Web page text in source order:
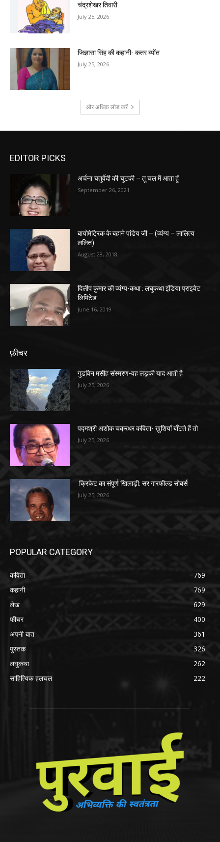
चंद्रशेखर तिवारी
July 25, 2026
जिज्ञासा सिंह की कहानी- कतर ब्योंत
July 25, 2026
और अधिक लोड करें
EDITOR PICKS
अर्चना चतुर्वेदी की चुटकी – तू चल मैं आता हूँ
September 26, 2021
बायोमेट्रिक के बहाने पांडेय जी – (व्यंग्य – लालित्य
ललित)
August 28, 2018
दिलीप कुमार की व्यंग्य-कथा : लघुकथा इंडिया प्राइवेट
लिमिटेड
June 16, 2019
फ़ीचर
गुडविन मसीह संस्मरण-वह लड़की याद आती है
July 25, 2026
पद्मश्री अशोक चक्रधर कविता- ख़ुशियाँ बाँटते हैं तो
July 25, 2026
क्रिकेट का संपूर्ण खिलाड़ी: सर गारफील्ड सोबर्स
July 25, 2026
POPULAR CATEGORY
कविता
769
कहानी
769
लेख
629
फीचर
400
अपनी बात
361
पुस्तक
326
लघुकथा
262
साहित्यिक हलचल
222